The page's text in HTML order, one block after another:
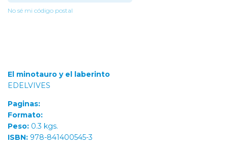
No sé mi código postal
El minotauro y el laberinto
EDELVIVES
Paginas:
Formato:
Peso: 0.3 kgs.
ISBN: 978-841400545-3